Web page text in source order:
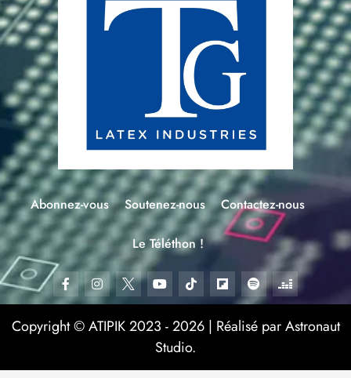
Abonnez-vous Soutenez-nous Contactez-nous
Le Téléthon !
Copyright © ATIPIK 2023 - 2026 | Réalisé par Astronaut
Studio.